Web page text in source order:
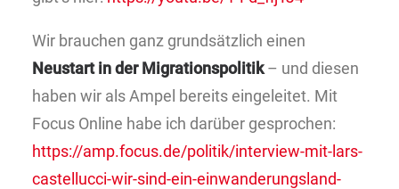
Wir brauchen ganz grundsätzlich einen
Neustart in der Migrationspolitik– und diesen
haben wir als Ampel bereits eingeleitet. Mit
Focus Online habe ich darüber gesprochen:
https://amp.focus.de/politik/interview-mit-lars-
castellucci-wir-sind-ein-einwanderungsland-